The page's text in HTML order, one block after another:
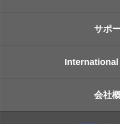
サポ
会社